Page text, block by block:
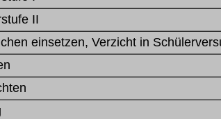
II
einsetzen, Verzicht in